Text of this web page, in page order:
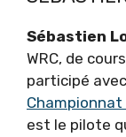
Sébastien
WRC, de
participé avec
Championnat
est le pilote